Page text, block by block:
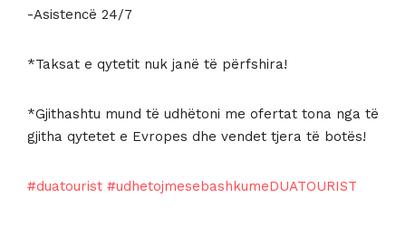
-Asistencë 24/7
*Taksat e qytetit nuk janë të përfshira!
*Gjithashtu mund të udhëtoni me ofertat tona nga të
gjitha qytetet e Evropes dhe vendet tjera të botës!
#duatourist #udhetojmesebashkumeDUATOURIST